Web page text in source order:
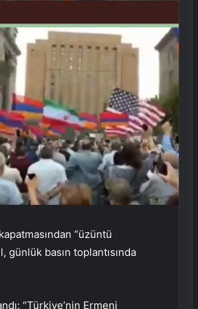
“üzüntü
günlük basın toplantısında
“Türkiye’nin Ermeni